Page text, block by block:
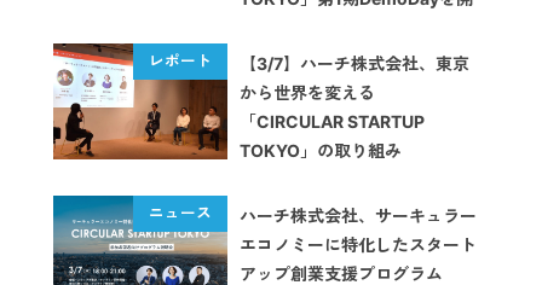
【3/7】ハーチ株式会社、東京
から世界を変える
「CIRCULAR STARTUP
TOKYO」の取り組み
ハーチ株式会社、サーキュラー
エコノミーに特化したスタート
アップ創業支援プログラム